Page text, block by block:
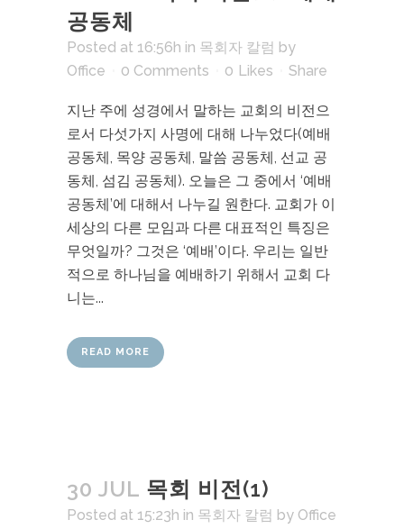
공동체
Posted at 16:56h in 목회자 칼럼 by
Office
0 Comments 0 Likes Share
지난 주에 성경에서 말하는 교회의 비전으
로서 다섯가지 사명에 대해 나누었다(예배
공동체, 목양 공동체, 말씀 공동체, 선교 공
동체, 섬김 공동체). 오늘은 그 중에서 ‘예배
공동체’에 대해서 나누길 원한다. 교회가 이
세상의 다른 모임과 다른 대표적인 특징은
무엇일까? 그것은 ‘예배’이다. 우리는 일반
적으로 하나님을 예배하기 위해서 교회 다
니는...
READ MORE
30 JUL 목회 비전(1)
Posted at 15:23h in 목회자 칼럼 by Office